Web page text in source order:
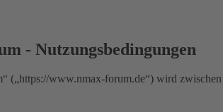
- Nutzungsbedingungen
www.nmax-forum.de“) wird zwischen